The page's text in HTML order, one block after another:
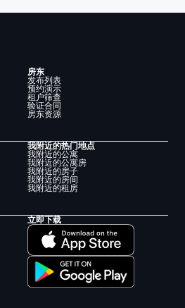
房东
发布列表
预约演示
租户筛查
验证合同
房东资源
我附近的热门地点
我附近的公寓
我附近的公寓房
我附近的房子
我附近的房间
我附近的租房
立即下载